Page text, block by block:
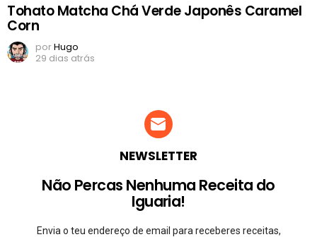
Tohato Matcha Chá Verde Japonês Caramel
Corn
porHugo
29 dias atrás
NEWSLETTER
Não Percas Nenhuma Receita do
Iguaria!
Envia o teu endereço de email para receberes receitas,